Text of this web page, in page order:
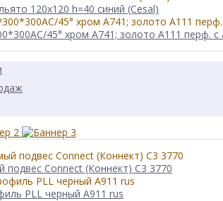
120x120 h=40 синий (Cesal)
45° хром А741; золото А111 перф. с
подвес Connect (Коннект) C3 3770
PLL черный А911 rus